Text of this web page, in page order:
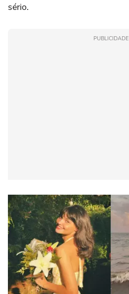
sério.
PUBLICIDADE